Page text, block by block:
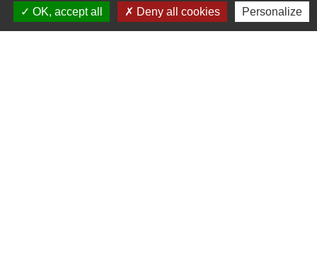
OK, accept all
Deny all cookies Personalize